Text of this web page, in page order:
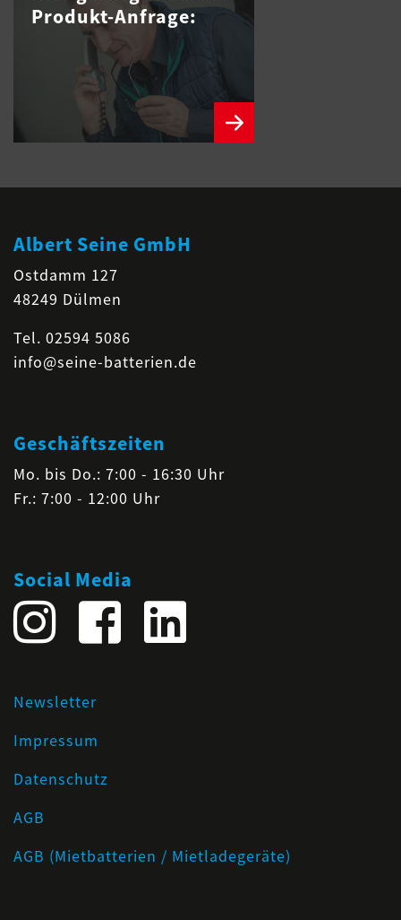
Produkt-Anfrage:
Albert Seine GmbH
Ostdamm 127
48249 Dülmen
Tel. 02594 5086
info@seine-batterien.de
Geschäftszeiten
Mo. bis Do.: 7:00 - 16:30 Uhr
Fr.: 7:00 - 12:00 Uhr
Social Media
Newsletter
Impressum
Datenschutz
AGB
AGB (Mietbatterien / Mietladegeräte)